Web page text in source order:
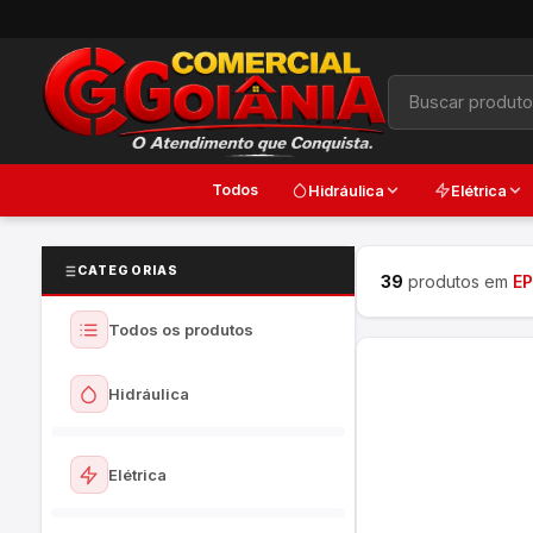
Todos Hidráulica Elétrica
CATEGORIAS
Todos os produtos
Hidráulica
Ver todos
Elétrica
39 produtos em